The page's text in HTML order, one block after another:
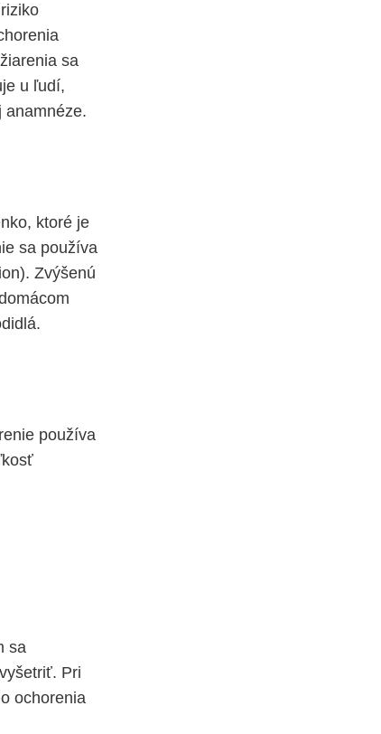
sa
u ľudí,
anamnéze.
ktoré je
sa používa
Zvýšenú
používa
sa
Pri
ochorenia